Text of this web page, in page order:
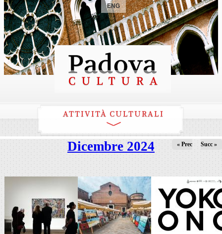
ENG
ATTIVITÀ CULTURALI
Dicembre 2024 « Prec Succ »